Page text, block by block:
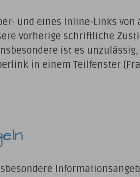
und eines Inline-Links von
vorherige schriftliche
ist es
in einem Teilfenster